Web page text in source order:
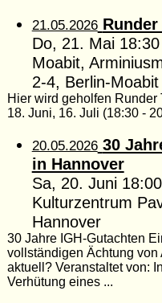
21.05.2026
Do, 21. Mai
Moabit,
2-4, Berlin-Moabit
Hier wird geholfen
18. Juni, 16. Juli (18:30 -
20.05.2026 30
in Hannover
Sa, 20. Juni
Kulturzentrum
Hannover
30 Jahre IGH-Gutachten
vollständigen Ächtung von
aktuell? Veranstaltet von:
Verhütung eines ...